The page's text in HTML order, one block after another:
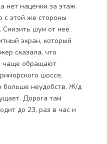
нет наценки за этаж.
с этой же стороны
Снизить шум от неё
экран, который
сказала, что
чаще обращают
шоссе,
больше неудобств. Ж/д
Дорога там
до 23, раз в час и